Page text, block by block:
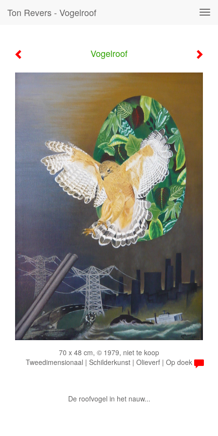
Ton Revers - Vogelroof
Vogelroof
70 x 48 cm, © 1979, niet te koop
Tweedimensionaal | Schilderkunst | Olieverf | Op doek
De roofvogel in het nauw...